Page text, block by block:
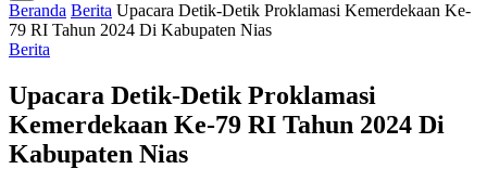
Beranda Berita Upacara Detik-Detik Proklamasi Kemerdekaan Ke-
79 RI Tahun 2024 Di Kabupaten Nias
Berita
Upacara Detik-Detik Proklamasi
Kemerdekaan Ke-79 RI Tahun 2024 Di
Kabupaten Nias